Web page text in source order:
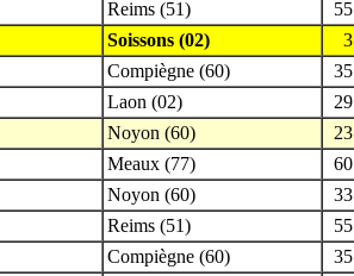
Reims (51)
Soissons (02)
Compiègne (60)
Laon (02)
Noyon (60)
Meaux (77)
Noyon (60)
Reims (51)
Compiègne (60)